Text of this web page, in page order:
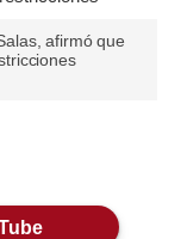
afirmó que